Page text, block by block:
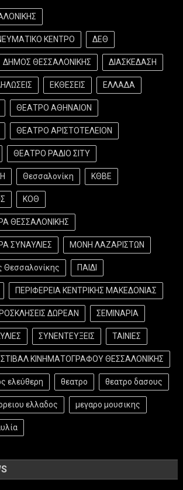
ΚΕΝΤΡΟ ΔΕΘ
ΔΗΜΟΣ ΘΕΣΣΑΛΟΝΙΚΗΣ ΔΙΑΣΚΕΔΑΣΗ
ΕΚΘΕΣΕΙΣ ΕΛΛΑΔΑ
ΘΕΑΤΡΟ ΑΘΗΝΑΙΟΝ
ΘΕΑΤΡΟ ΑΡΙΣΤΟΤΕΛΕΙΟΝ
ΘΕΑΤΡΟ ΡΑΔΙΟ ΣΙΤΥ
Θεσσαλονίκη ΚΘΒΕ
ΚΟΘ
ΘΕΣΣΑΛΟΝΙΚΗΣ
ΣΥΝΑΥΛΙΕΣ ΜΟΝΗ ΛΑΖΑΡΙΣΤΩΝ
Θεσσαλονίκης ΠΑΙΔΙ
ΠΕΡΙΦΕΡΕΙΑ ΚΕΝΤΡΙΚΗΣ ΜΑΚΕΔΟΝΙΑΣ
ΔΩΡΕΑΝ ΣΕΜΙΝΑΡΙΑ
ΣΥΝΕΝΤΕΥΞΕΙΣ ΤΑΙΝΙΕΣ
ΚΙΝΗΜΑΤΟΓΡΑΦΟΥ ΘΕΣΣΑΛΟΝΙΚΗΣ
ελεύθερη θεατρο θεατρο δασους
ελλαδος μεγαρο μουσικης